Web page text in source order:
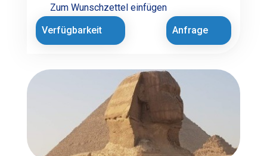
Zum Wunschzettel einfügen
Verfügbarkeit
Anfrage